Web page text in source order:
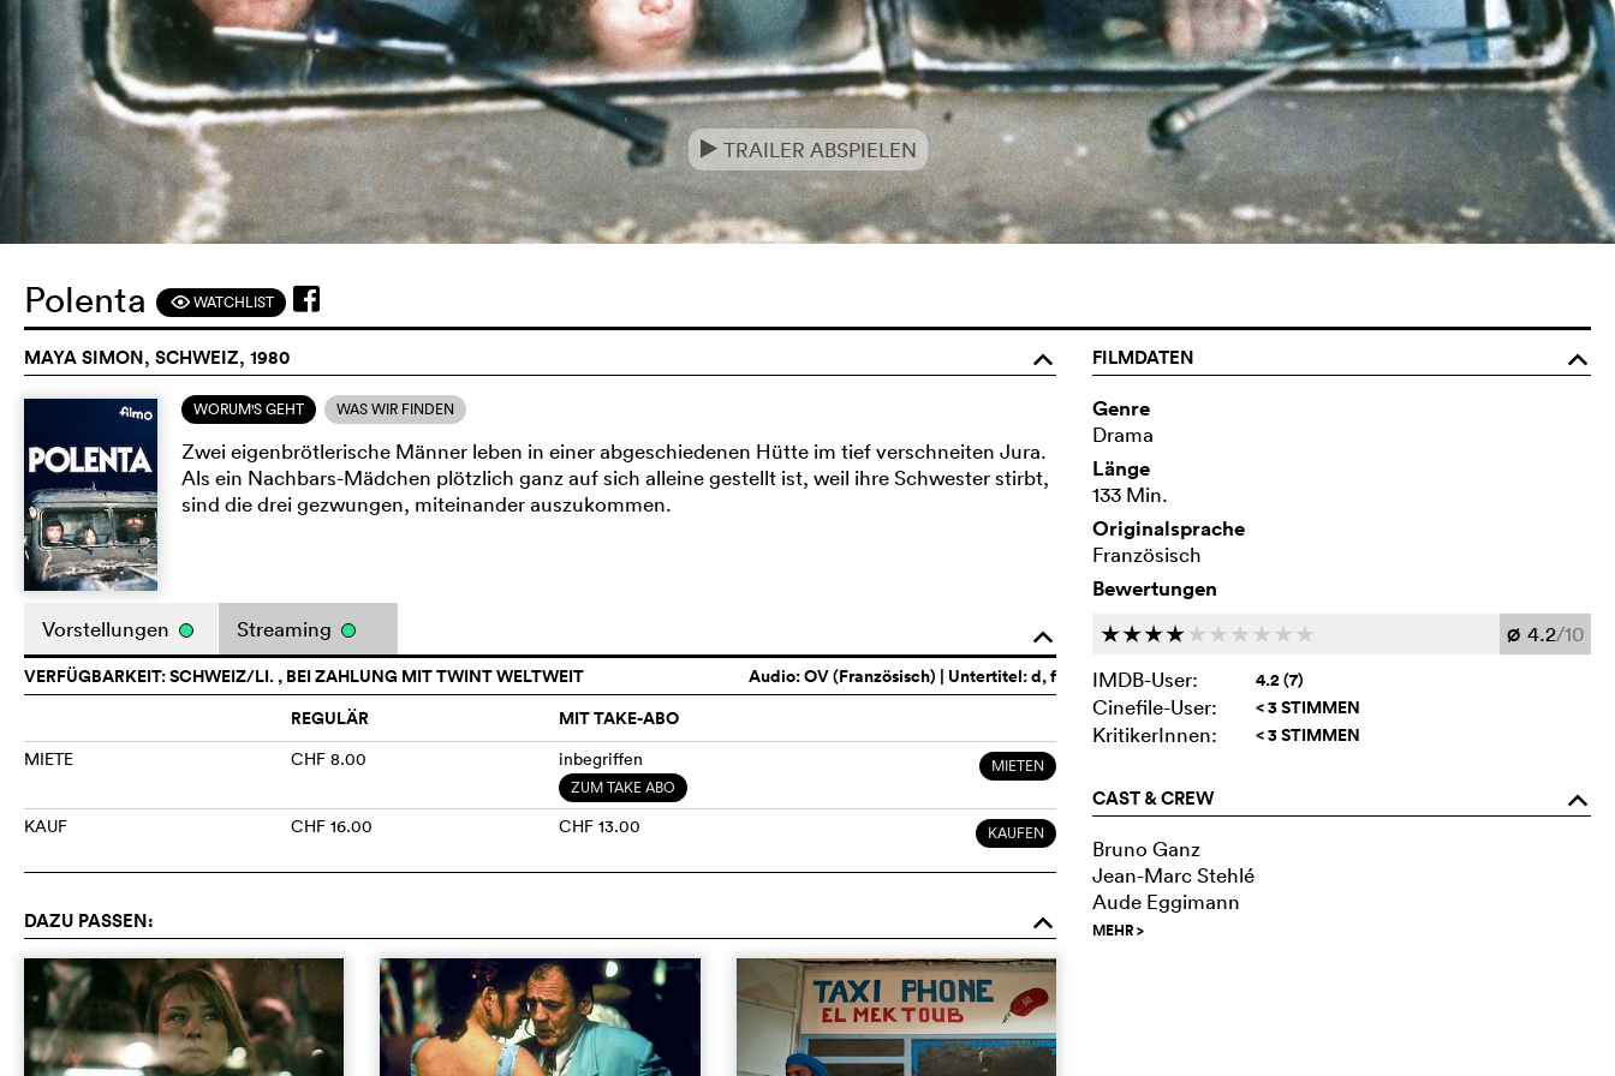
e TRAILER ABSPIELEN
Polenta FWATCHLIST
MAYA SIMON, SCHWEIZ, 1980 o
WORUM'S GEHT WAS WIR FINDEN
Zwei eigenbrötlerische Männer leben in einer abgeschiedenen Hütte im tief verschneiten Jura.
Als ein Nachbars-Mädchen plötzlich ganz auf sich alleine gestellt ist, weil ihre Schwester stirbt,
sind die drei gezwungen, miteinander auszukommen.
o
Vorstellungen Streaming
Audio:OV (Französisch) | Untertitel: d, f
VERFÜGBARKEIT: SCHWEIZ/LI. , BEI ZAHLUNG MIT TWINT WELTWEIT
REGULÄR
MIT TAKE-ABO
MIETE CHF 8.00 inbegriffen
ZUM TAKE ABO
MIETEN
KAUF CHF 16.00 CHF 13.00 KAUFEN
DAZU PASSEN: o
FILMDATEN
o
Genre
Drama
Länge
133 Min.
Originalsprache
Französisch
Bewertungen
cccc c c c c c c Ø 4.2/10
IMDB-User:
4.2 (7)
Cinefile-User: < 3 STIMMEN
KritikerInnen: < 3 STIMMEN
CAST & CREW o
Bruno Ganz
Jean-Marc Stehlé
Aude Eggimann
MEHR>